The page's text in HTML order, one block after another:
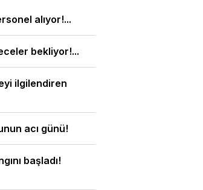
alıyor!...
bekliyor!...
ilgilendiren
acı günü!
başladı!